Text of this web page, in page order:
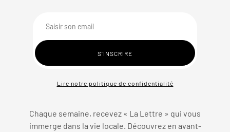
Lire notre politique de confidentialité
Chaque semaine, recevez « La Lettre » qui vous
immerge dans la vie locale. Découvrez en avant-